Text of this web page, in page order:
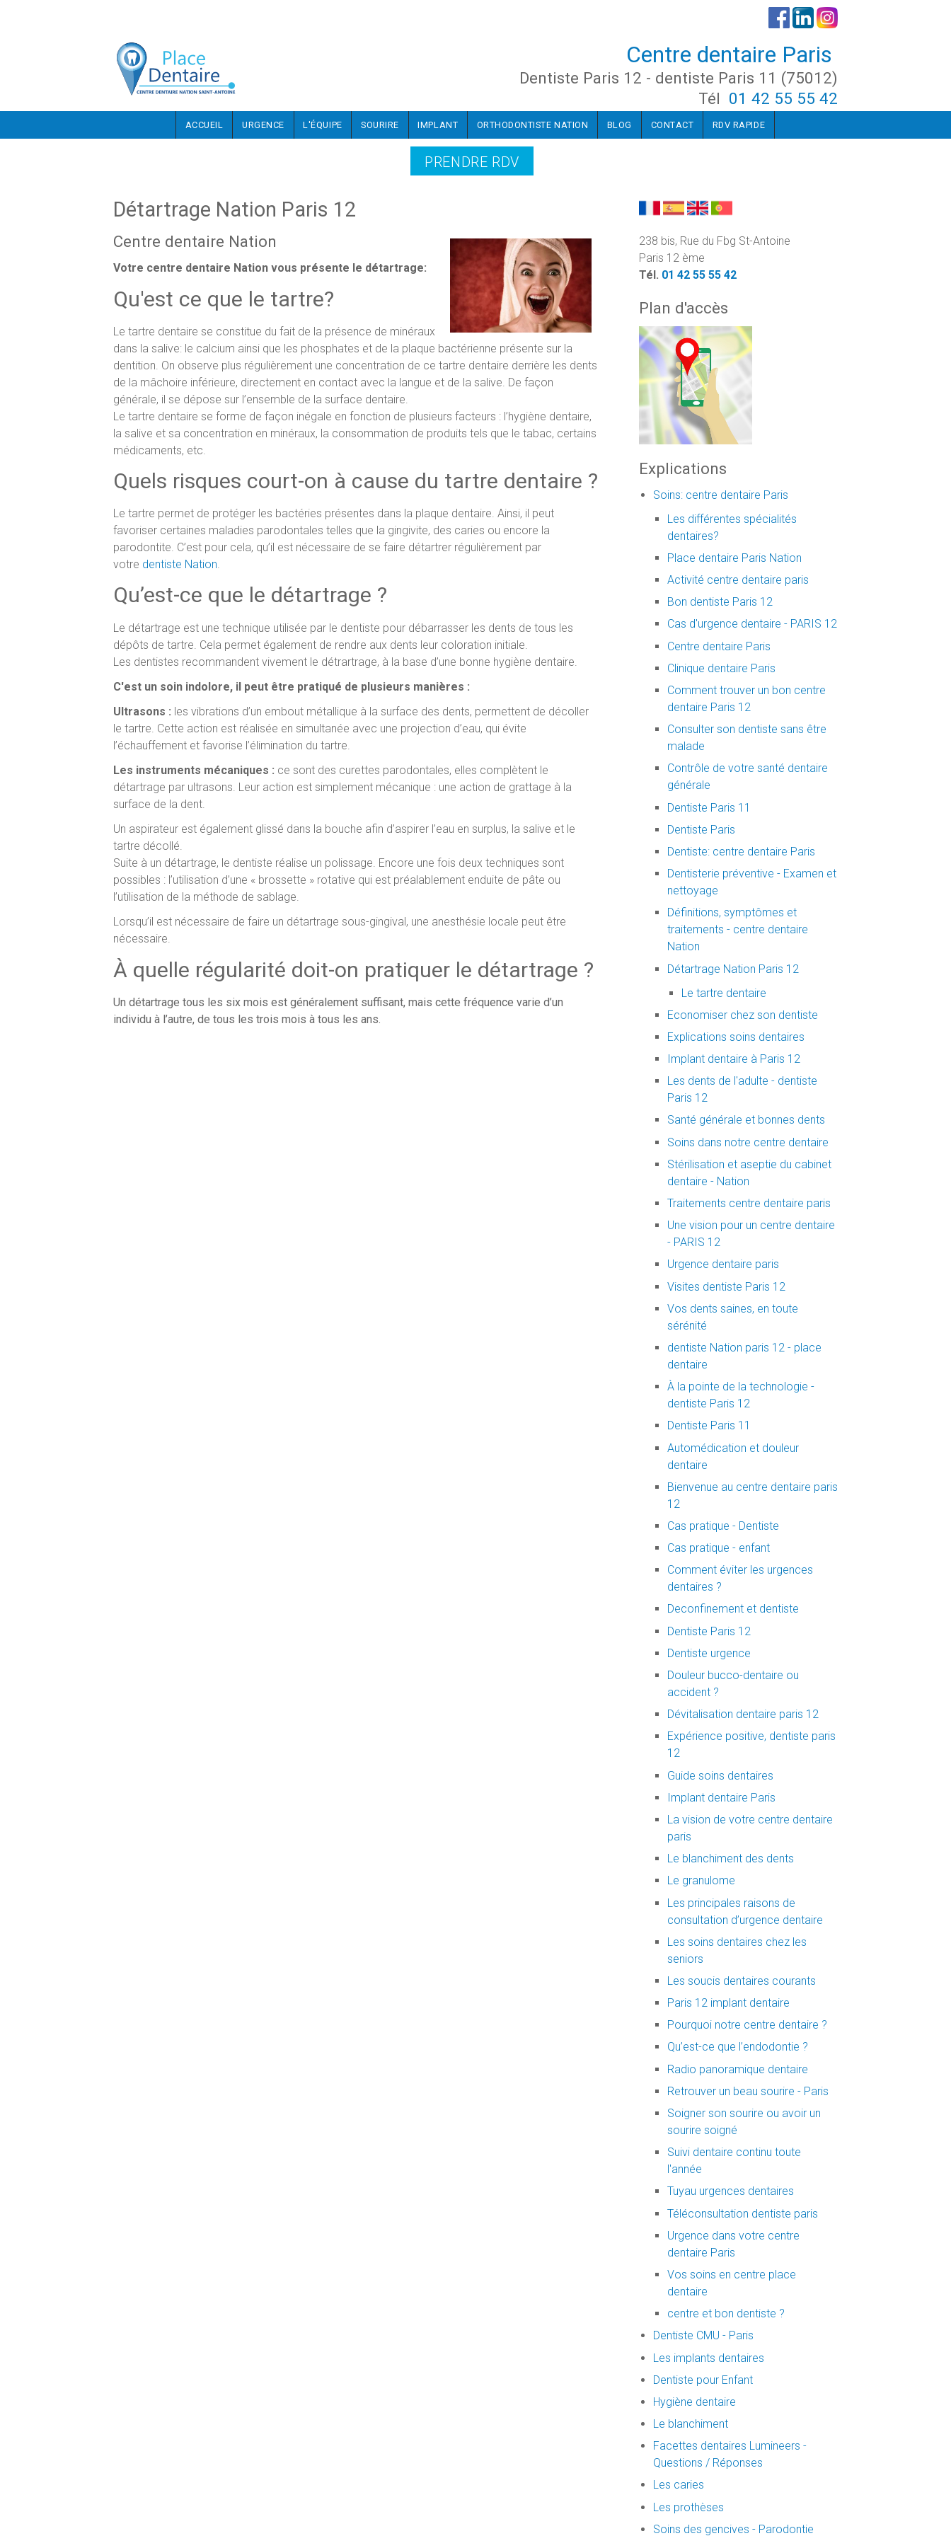
Centre dentaire Paris
Dentiste Paris 12 - dentiste Paris 11 (75012)
Tél 01 42 55 55 42
ACCUEIL URGENCE L'ÉQUIPE SOURIRE IMPLANT ORTHODONTISTE NATION BLOG CONTACT RDV RAPIDE
PRENDRE RDV
Détartrage Nation Paris 12
Centre dentaire Nation
Votre centre dentaire Nation vous présente le détartrage:
Qu'est ce que le tartre?
Le tartre dentaire se constitue du fait de la présence de minéraux
dans la salive: le calcium ainsi que les phosphates et de la plaque bactérienne présente sur la
dentition. On observe plus régulièrement une concentration de ce tartre dentaire derrière les dents
de la mâchoire inférieure, directement en contact avec la langue et de la salive. De façon
générale, il se dépose sur l’ensemble de la surface dentaire.
Le tartre dentaire se forme de façon inégale en fonction de plusieurs facteurs : l’hygiène dentaire,
la salive et sa concentration en minéraux, la consommation de produits tels que le tabac, certains
médicaments, etc.
Quels risques court-on à cause du tartre dentaire ?
Le tartre permet de protéger les bactéries présentes dans la plaque dentaire. Ainsi, il peut
favoriser certaines maladies parodontales telles que la gingivite, des caries ou encore la
parodontite. C’est pour cela, qu’il est nécessaire de se faire détartrer régulièrement par
votre dentiste Nation.
Qu’est-ce que le détartrage ?
Le détartrage est une technique utilisée par le dentiste pour débarrasser les dents de tous les
dépôts de tartre. Cela permet également de rendre aux dents leur coloration initiale.
Les dentistes recommandent vivement le détrartrage, à la base d’une bonne hygiène dentaire.
C'est un soin indolore, il peut être pratiqué de plusieurs manières :
Ultrasons : les vibrations d’un embout métallique à la surface des dents, permettent de décoller
le tartre. Cette action est réalisée en simultanée avec une projection d’eau, qui évite
l’échauffement et favorise l’élimination du tartre.
Les instruments mécaniques : ce sont des curettes parodontales, elles complètent le
détartrage par ultrasons. Leur action est simplement mécanique : une action de grattage à la
surface de la dent.
Un aspirateur est également glissé dans la bouche afin d’aspirer l’eau en surplus, la salive et le
tartre décollé.
Suite à un détartrage, le dentiste réalise un polissage. Encore une fois deux techniques sont
possibles : l’utilisation d’une « brossette » rotative qui est préalablement enduite de pâte ou
l’utilisation de la méthode de sablage.
Lorsqu’il est nécessaire de faire un détartrage sous-gingival, une anesthésie locale peut être
nécessaire.
À quelle régularité doit-on pratiquer le détartrage ?
Un détartrage tous les six mois est généralement suffisant, mais cette fréquence varie d’un
individu à l’autre, de tous les trois mois à tous les ans.
238 bis, Rue du Fbg St-Antoine
Paris 12 ème
Tél. 01 42 55 55 42
Plan d'accès
Explications
Soins: centre dentaire Paris
Les différentes spécialités
dentaires?
Place dentaire Paris Nation
Activité centre dentaire paris
Bon dentiste Paris 12
Cas d'urgence dentaire - PARIS 12
Centre dentaire Paris
Clinique dentaire Paris
Comment trouver un bon centre
dentaire Paris 12
Consulter son dentiste sans être
malade
Contrôle de votre santé dentaire
générale
Dentiste Paris 11
Dentiste Paris
Dentiste: centre dentaire Paris
Dentisterie préventive - Examen et
nettoyage
Définitions, symptômes et
traitements - centre dentaire
Nation
Détartrage Nation Paris 12
Le tartre dentaire
Economiser chez son dentiste
Explications soins dentaires
Implant dentaire à Paris 12
Les dents de l'adulte - dentiste
Paris 12
Santé générale et bonnes dents
Soins dans notre centre dentaire
Stérilisation et aseptie du cabinet
dentaire - Nation
Traitements centre dentaire paris
Une vision pour un centre dentaire
- PARIS 12
Urgence dentaire paris
Visites dentiste Paris 12
Vos dents saines, en toute
sérénité
dentiste Nation paris 12 - place
dentaire
À la pointe de la technologie -
dentiste Paris 12
Dentiste Paris 11
Automédication et douleur
dentaire
Bienvenue au centre dentaire paris
12
Cas pratique - Dentiste
Cas pratique - enfant
Comment éviter les urgences
dentaires ?
Deconfinement et dentiste
Dentiste Paris 12
Dentiste urgence
Douleur bucco-dentaire ou
accident ?
Dévitalisation dentaire paris 12
Expérience positive, dentiste paris
12
Guide soins dentaires
Implant dentaire Paris
La vision de votre centre dentaire
paris
Le blanchiment des dents
Le granulome
Les principales raisons de
consultation d’urgence dentaire
Les soins dentaires chez les
seniors
Les soucis dentaires courants
Paris 12 implant dentaire
Pourquoi notre centre dentaire ?
Qu’est-ce que l’endodontie ?
Radio panoramique dentaire
Retrouver un beau sourire - Paris
Soigner son sourire ou avoir un
sourire soigné
Suivi dentaire continu toute
l'année
Tuyau urgences dentaires
Téléconsultation dentiste paris
Urgence dans votre centre
dentaire Paris
Vos soins en centre place
dentaire
centre et bon dentiste ?
Dentiste CMU - Paris
Les implants dentaires
Dentiste pour Enfant
Hygiène dentaire
Le blanchiment
Facettes dentaires Lumineers -
Questions / Réponses
Les caries
Les prothèses
Soins des gencives - Parodontie